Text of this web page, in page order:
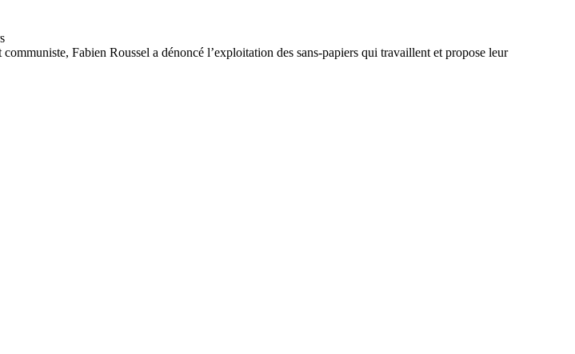
Fabien Roussel a dénoncé l’exploitation des sans-papiers qui travaillent et propose leur